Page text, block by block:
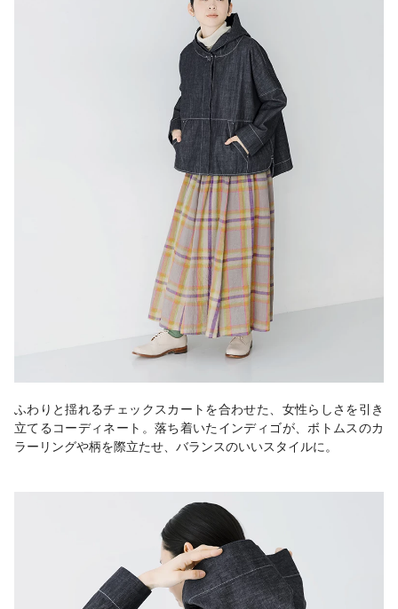
ふわりと揺れるチェックスカートを合わせた、女性らしさを引き
立てるコーディネート。落ち着いたインディゴが、ボトムスのカ
ラーリングや柄を際立たせ、バランスのいいスタイルに。